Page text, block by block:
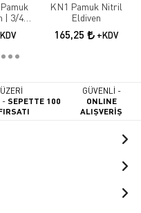
| 3/4
İş
KN1 Pamuk Nitril
Eldiven
165,25 +KDV
-SEPETTE 100
GÜVENLİ -
ONLINE
ALIŞVERİŞ